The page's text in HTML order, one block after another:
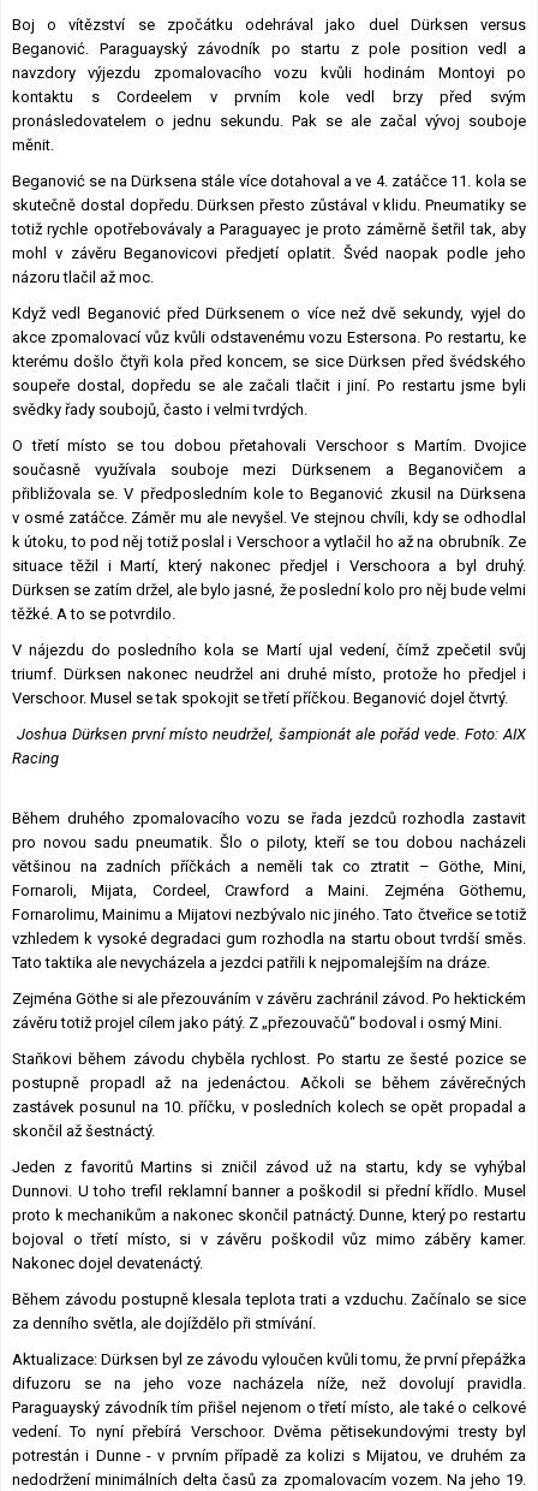
Boj o vítězství se zpočátku odehrával jako duel Dürksen versus
Beganović. Paraguayský závodník po startu z pole position vedl a
navzdory výjezdu zpomalovacího vozu kvůli hodinám Montoyi po
kontaktu s Cordeelem v prvním kole vedl brzy před svým
pronásledovatelem o jednu sekundu. Pak se ale začal vývoj souboje
měnit.
Beganović se na Dürksena stále více dotahoval a ve 4. zatáčce 11. kola se
skutečně dostal dopředu. Dürksen přesto zůstával v klidu. Pneumatiky se
totiž rychle opotřebovávaly a Paraguayec je proto záměrně šetřil tak, aby
mohl v závěru Beganovicovi předjetí oplatit. Švéd naopak podle jeho
názoru tlačil až moc.
Když vedl Beganović před Dürksenem o více než dvě sekundy, vyjel do
akce zpomalovací vůz kvůli odstavenému vozu Estersona. Po restartu, ke
kterému došlo čtyři kola před koncem, se sice Dürksen před švédského
soupeře dostal, dopředu se ale začali tlačit i jiní. Po restartu jsme byli
svědky řady soubojů, často i velmi tvrdých.
O třetí místo se tou dobou přetahovali Verschoor s Martím. Dvojice
současně využívala souboje mezi Dürksenem a Beganovičem a
přibližovala se. V předposledním kole to Beganović zkusil na Dürksena
v osmé zatáčce. Záměr mu ale nevyšel. Ve stejnou chvíli, kdy se odhodlal
k útoku, to pod něj totiž poslal i Verschoor a vytlačil ho až na obrubník. Ze
situace těžil i Martí, který nakonec předjel i Verschoora a byl druhý.
Dürksen se zatím držel, ale bylo jasné, že poslední kolo pro něj bude velmi
těžké. A to se potvrdilo.
V nájezdu do posledního kola se Martí ujal vedení, čímž zpečetil svůj
triumf. Dürksen nakonec neudržel ani druhé místo, protože ho předjel i
Verschoor. Musel se tak spokojit se třetí příčkou. Beganović dojel čtvrtý.
Joshua Dürksen první místo neudržel, šampionát ale pořád vede. Foto: AIX
Racing
Během druhého zpomalovacího vozu se řada jezdců rozhodla zastavit
pro novou sadu pneumatik. Šlo o piloty, kteří se tou dobou nacházeli
většinou na zadních příčkách a neměli tak co ztratit – Göthe, Mini,
Fornaroli, Mijata, Cordeel, Crawford a Maini. Zejména Göthemu,
Fornarolimu, Mainimu a Mijatovi nezbývalo nic jiného. Tato čtveřice se totiž
vzhledem k vysoké degradaci gum rozhodla na startu obout tvrdší směs.
Tato taktika ale nevycházela a jezdci patřili k nejpomalejším na dráze.
Zejména Göthe si ale přezouváním v závěru zachránil závod. Po hektickém
závěru totiž projel cílem jako pátý. Z „přezouvačů“ bodoval i osmý Mini.
Staňkovi během závodu chyběla rychlost. Po startu ze šesté pozice se
postupně propadl až na jedenáctou. Ačkoli se během závěrečných
zastávek posunul na 10. příčku, v posledních kolech se opět propadal a
skončil až šestnáctý.
Jeden z favoritů Martins si zničil závod už na startu, kdy se vyhýbal
Dunnovi. U toho trefil reklamní banner a poškodil si přední křídlo. Musel
proto k mechanikům a nakonec skončil patnáctý. Dunne, který po restartu
bojoval o třetí místo, si v závěru poškodil vůz mimo záběry kamer.
Nakonec dojel devatenáctý.
Během závodu postupně klesala teplota trati a vzduchu. Začínalo se sice
za denního světla, ale dojíždělo při stmívání.
Aktualizace: Dürksen byl ze závodu vyloučen kvůli tomu, že první přepážka
difuzoru se na jeho voze nacházela níže, než dovolují pravidla.
Paraguayský závodník tím přišel nejenom o třetí místo, ale také o celkové
vedení. To nyní přebírá Verschoor. Dvěma pětisekundovými tresty byl
potrestán i Dunne - v prvním případě za kolizi s Mijatou, ve druhém za
nedodržení minimálních delta časů za zpomalovacím vozem. Na jeho 19.